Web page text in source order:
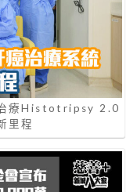
治療Histotripsy 2.0
里程